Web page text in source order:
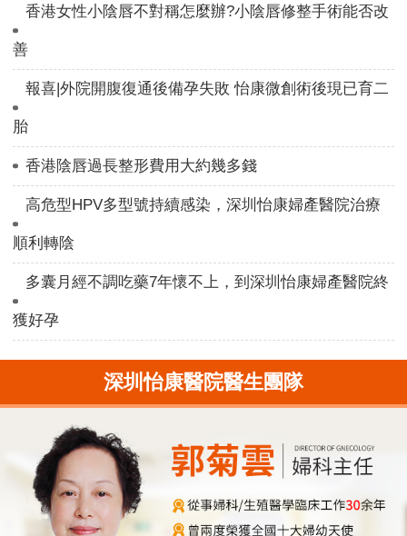
香港女性小陰唇不對稱怎麼辦?小陰唇修整手術能否改
善
報喜|外院開腹復通後備孕失敗 怡康微創術後現已育二
胎
香港陰唇過長整形費用大約幾多錢
高危型HPV多型號持續感染，深圳怡康婦產醫院治療
順利轉陰
多囊月經不調吃藥7年懷不上，到深圳怡康婦產醫院終
獲好孕
深圳怡康醫院醫生團隊